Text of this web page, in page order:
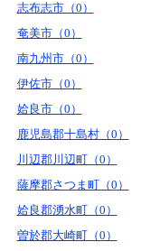
志布志市（0）
奄美市（0）
南九州市（0）
伊佐市（0）
姶良市（0）
鹿児島郡十島村（0）
川辺郡川辺町（0）
薩摩郡さつま町（0）
姶良郡湧水町（0）
曽於郡大崎町（0）